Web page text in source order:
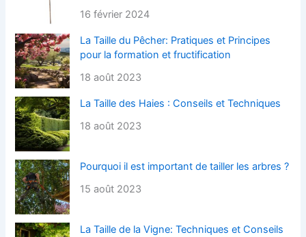
16 février 2024
La Taille du Pêcher: Pratiques et Principes
pour la formation et fructification
18 août 2023
La Taille des Haies : Conseils et Techniques
18 août 2023
Pourquoi il est important de tailler les arbres ?
15 août 2023
La Taille de la Vigne: Techniques et Conseils